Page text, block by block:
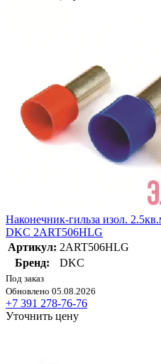
Наконечник-гильза изол.
DKC 2ART506HLG
Артикул: 2ART506HLG
Бренд:
DKC
Под заказ
Обновлено 05.08.2026
+7 391 278-76-76
Уточнить цену